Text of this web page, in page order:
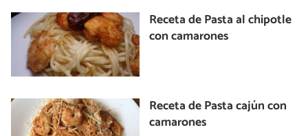
Receta de Pasta al chipotle
con camarones
Receta de Pasta cajún con
camarones